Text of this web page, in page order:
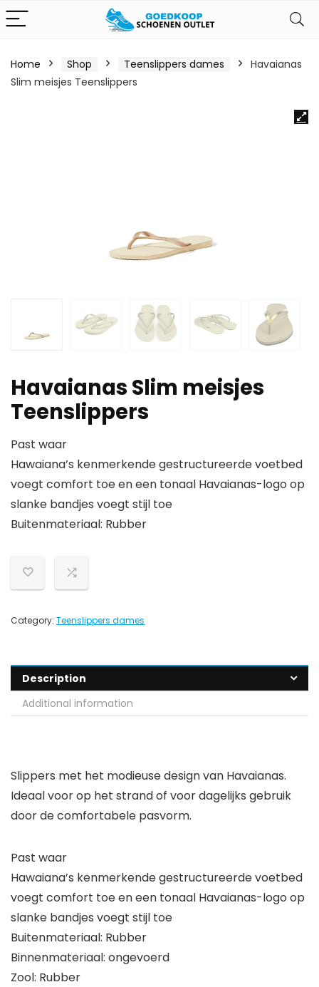
Home Shop Teenslippers dames
Havaianas
Slim meisjes Teenslippers
Havaianas Slim meisjes
Teenslippers
Past waar
Hawaiana’s kenmerkende gestructureerde voetbed
voegt comfort toe en een tonaal Havaianas-logo op
slanke bandjes voegt stijl toe
Buitenmateriaal: Rubber
Category: Teenslippers dames
Description
Additional information
Slippers met het modieuse design van Havaianas.
Ideaal voor op het strand of voor dagelijks gebruik
door de comfortabele pasvorm.
Past waar
Hawaiana’s kenmerkende gestructureerde voetbed
voegt comfort toe en een tonaal Havaianas-logo op
slanke bandjes voegt stijl toe
Buitenmateriaal: Rubber
Binnenmateriaal: ongevoerd
Zool: Rubber